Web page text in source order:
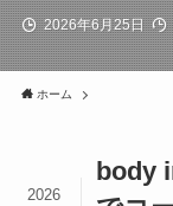
2026年6月25日
ホーム
body
2026